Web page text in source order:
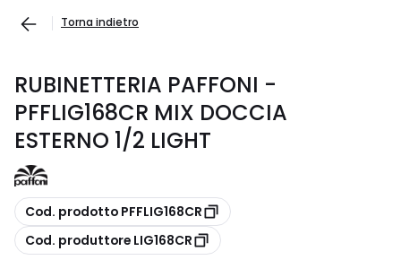
Torna indietro
RUBINETTERIA PAFFONI -
PFFLIG168CR MIX DOCCIA
ESTERNO 1/2 LIGHT
copia
Cod. prodotto PFFLIG168CR
copia
Cod. produttore LIG168CR